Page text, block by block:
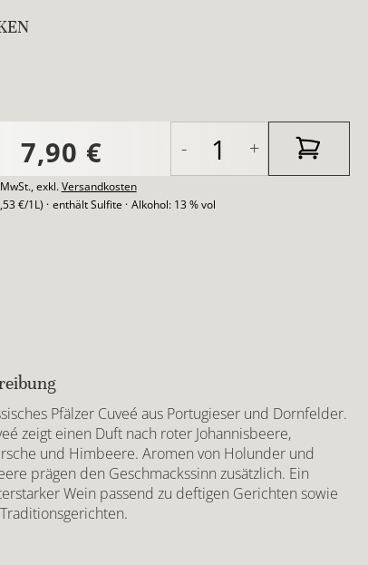
7,90 €
, exkl.Versandkosten
- +
€/1L) enthält Sulfite Alkohol: 13 % vol
Pfälzer Cuveé aus Portugieser und Dornfelder.
zeigt einen Duft nach roter Johannisbeere,
und Himbeere. Aromen von Holunder und
prägen den Geschmackssinn zusätzlich. Ein
Wein passend zu deftigen Gerichten sowie